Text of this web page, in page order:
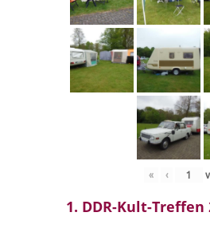
« ‹
1. DDR-Kult-Treffen